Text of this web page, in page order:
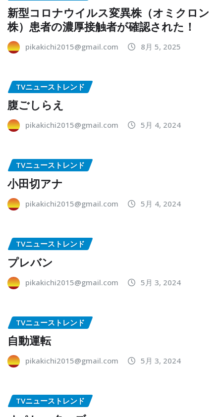
新型コロナウイルス変異株（オミクロン
株）患者の濃厚接触者が確認された！
pikakichi2015@gmail.com 8月 5, 2025
TVニューストレンド
腹ごしらえ
pikakichi2015@gmail.com 5月 4, 2024
TVニューストレンド
小田切アナ
pikakichi2015@gmail.com 5月 4, 2024
TVニューストレンド
プレバン
pikakichi2015@gmail.com 5月 3, 2024
TVニューストレンド
自動運転
pikakichi2015@gmail.com 5月 3, 2024
TVニューストレンド